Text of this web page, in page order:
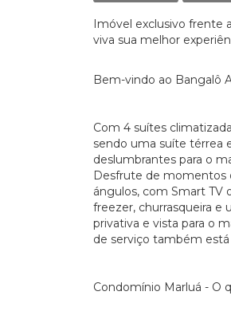
Imóvel exclusivo frente
viva sua melhor
Bem-vindo ao Bangalô
Com 4 suítes
sendo uma suíte térrea
deslumbrantes para o
Desfrute de momentos
ángulos, com Smart TV
freezer, churrasqueira e
privativa e vista para o
de serviço também
Condomínio Marluá - O